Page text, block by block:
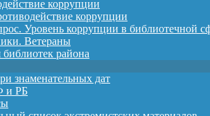
коррупции
коррупции
Уровень коррупции в библиотечной
Ветераны
района
знаменательных дат
и РБ